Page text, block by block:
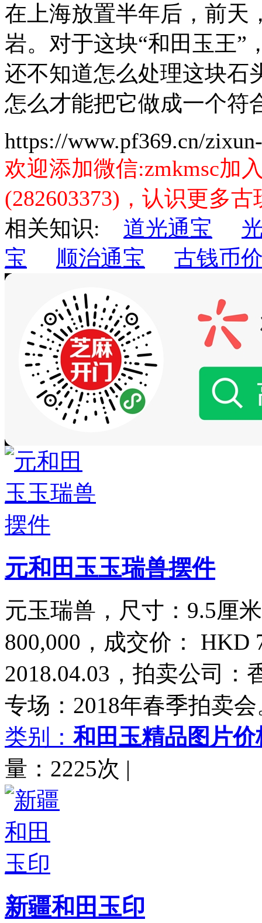
在上海放置半年后，前天
岩。对于这块“和田玉王”
还不知道怎么处理这块石
怎么才能把它做成一个符
https://www.pf369.cn/
欢迎添加微信:zmkmsc加
(282603373)，认识更多
相关知识: 道光通宝
宝
顺治通宝 古钱币
元和田玉玉瑞兽摆件
元玉瑞兽，尺寸：9.5厘
800,000，成交价： HKD
2018.04.03，拍卖公司
专场：2018年春季拍卖
类别：和田玉精品图片价
量：2225次 |
新疆和田玉印